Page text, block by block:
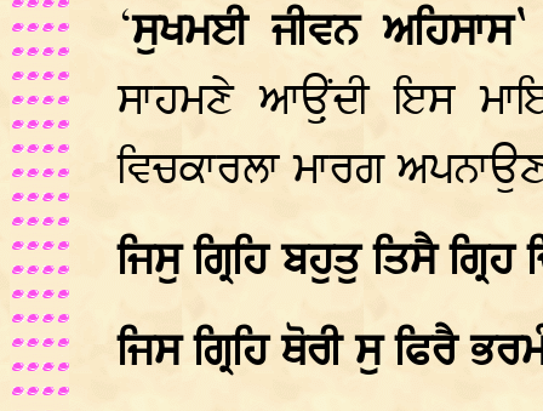
‘ਸੁਖਮਈ ਜੀਵਨ
ਸਾਹਮਣੇ ਆੳ਼ੁਂਦੀ ਇਸ
ਵਿਚਕਾਰਲਾ ਮਾਰਗ
ਜਿਸੁ ਗ੍ਰਿਹਿ ਬਹੁਤੁ ਤਿਸੈ ਗ੍ਰਿਹ
ਜਿਸ ਗ੍ਰਿਹਿ ਥੋਰੀ ਸੁ ਫਿਰੈ